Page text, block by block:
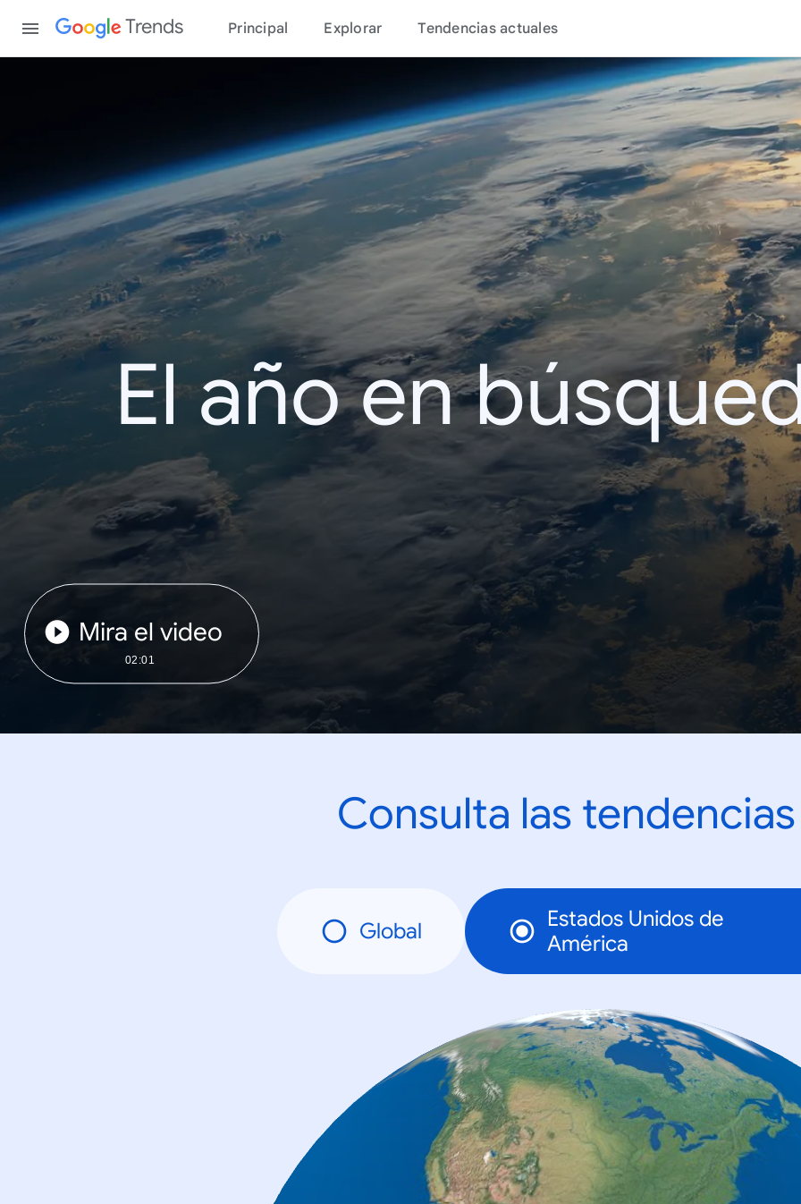
Trends Principal Explorar Tendencias actuales
El año en
Mira el video
02:01
Consulta las
Global
Estados Unidos de
América